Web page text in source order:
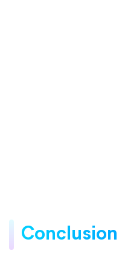
Conclusion